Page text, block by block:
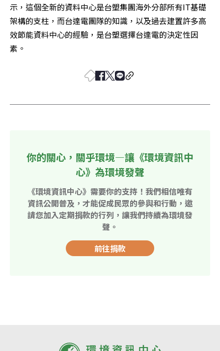
示，這個全新的資料中心是台塑集團海外分部所有IT基礎
架構的支柱，而台達電團隊的知識，以及過去建置許多高
效節能資料中心的經驗，是台塑選擇台達電的決定性因
素。
你的關心，關乎環境—讓《環境資訊中
心》為環境發聲
《環境資訊中心》需要你的支持！我們相信唯有
資訊公開普及，才能促成民眾的參與和行動，邀
請您加入定期捐款的行列，讓我們持續為環境發
聲。
前往捐款